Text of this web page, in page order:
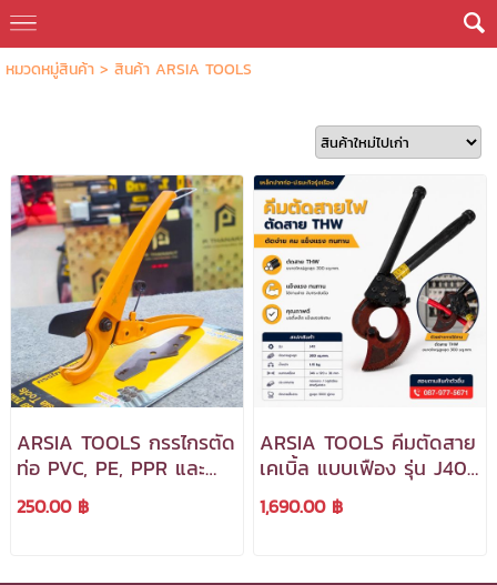
หมวดหมู่สินค้า> สินค้า ARSIA TOOLS
ARSIA TOOLS กรรไกรตัด
ท่อ PVC, PE, PPR และ
สายยาง รุ่น MHR-2210
***สามารถออกใบกำกับ
250.00 ฿
ARSIA TOOLS คีมตัดสาย
เคเบิ้ล แบบเฟือง รุ่น J40
***สามารถออกใบกำกับ
ภาษีได้***
1,690.00 ฿